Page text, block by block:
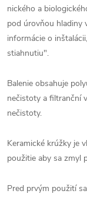
nického a
pod úrovňou hladiny
informácie o
stiahnutiu".
Balenie obsahuje
nečistoty a filtranční
nečistoty.
Keramické krúžky je
použitie aby sa zmyl
Pred prvým použití